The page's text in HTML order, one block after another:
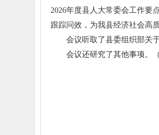
2026年度县人大常委会工作要
跟踪问效，为我县经济社会高
会议听取了县委组织部关
会议还研究了其他事项。（